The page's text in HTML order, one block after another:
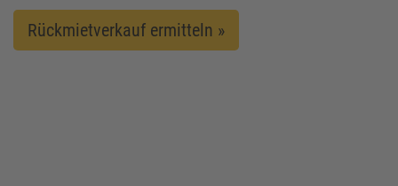
Rückmietverkauf ermitteln »